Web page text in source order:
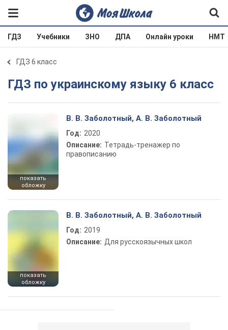
ГДЗ Учебники ЗНО ДПА Онлайн уроки НМТ
ГДЗ 6 класс
ГДЗ по украинскому языку 6 класс
показать
обложку
В. В. Заболотный, А. В. Заболотный
Год: 2020
Описание: Тетрадь-тренажер по
правописанию
показать
обложку
В. В. Заболотный, А. В. Заболотный
Год: 2019
Описание: Для русскоязычных школ